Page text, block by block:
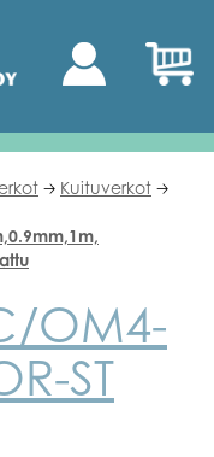
🡢 Kuituverkot 🡢
OM4-
ST